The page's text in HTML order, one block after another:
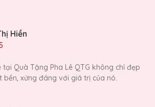
Hiền
tại Quà Tặng Pha Lê QTG không chỉ đẹp
bền, xứng đáng với giá trị của nó.